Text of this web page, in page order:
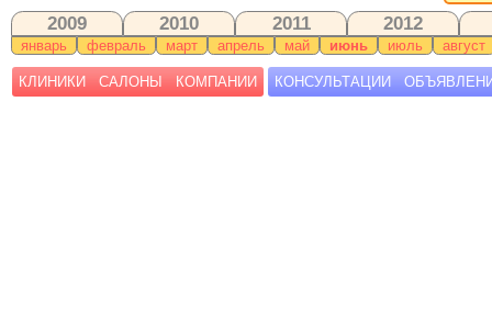
2009 2010 2011 2012
январь февраль март апрель май июнь июль август
КЛИНИКИ САЛОНЫ КОМПАНИИ КОНСУЛЬТАЦИИ